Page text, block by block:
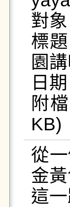
對
標
園
日
附
KB)
從
金
這